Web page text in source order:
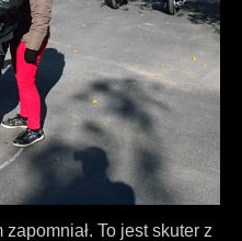
To jest skuter z